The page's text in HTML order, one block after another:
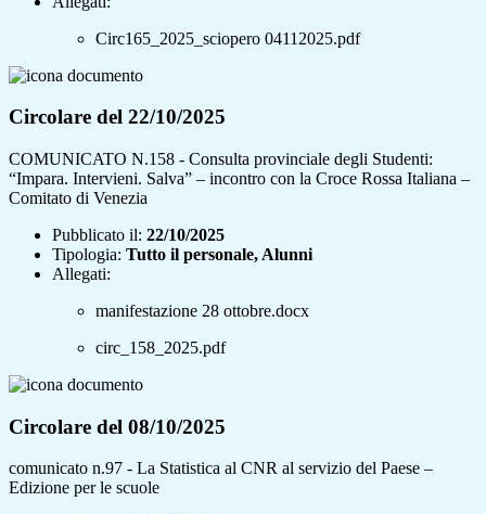
Circ165_2025_sciopero 04112025.pdf
Circolare del 22/10/2025
COMUNICATO N.158 - Consulta provinciale degli Studenti:
“Impara. Intervieni. Salva” – incontro con la Croce Rossa Italiana –
Comitato di Venezia
Pubblicato il: 22/10/2025
Tipologia: Tutto il personale, Alunni
Allegati:
manifestazione 28 ottobre.docx
circ_158_2025.pdf
Circolare del 08/10/2025
comunicato n.97 - La Statistica al CNR al servizio del Paese –
Edizione per le scuole